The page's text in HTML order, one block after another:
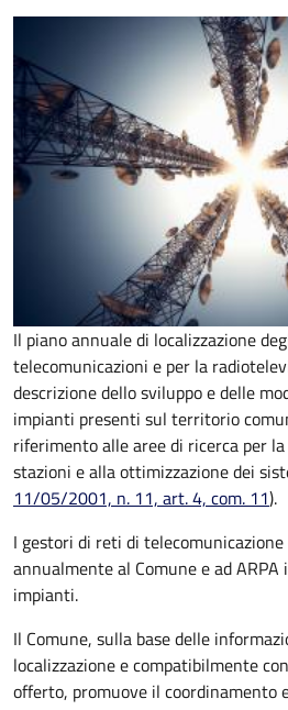
Il piano annuale di localizzazione
telecomunicazioni e per la
descrizione dello sviluppo e delle
impianti presenti sul territorio
riferimento alle aree di ricerca per
stazioni e alla ottimizzazione dei
11/05/2001, n. 11, art. 4, com. 11).
I gestori di reti di
annualmente al Comune e ad
impianti.
Il Comune, sulla base delle
localizzazione ecompatibilmente
offerto, promuove il coordinamento